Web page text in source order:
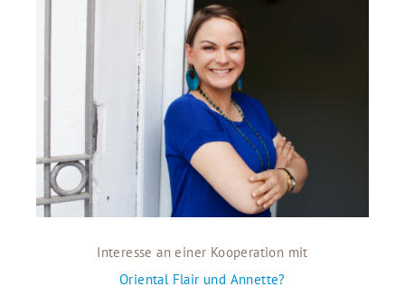
Interesse an einer Kooperation mit
Oriental Flair und Annette?